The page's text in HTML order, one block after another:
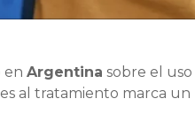
en Argentina sobre el uso
al tratamiento marca